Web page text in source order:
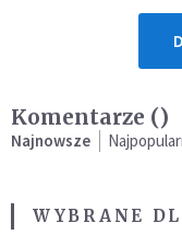
Komentarze ()
Najnowsze
WYBRANE